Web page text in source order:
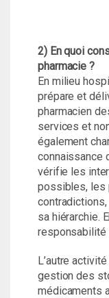
2) En quoi
pharmacie ?
En milieu
prépare et
pharmacien
services et
également
connaissance
vérifie les
possibles, les
sa hiérarchie.
responsabilité
L’autre
gestion des
médicaments